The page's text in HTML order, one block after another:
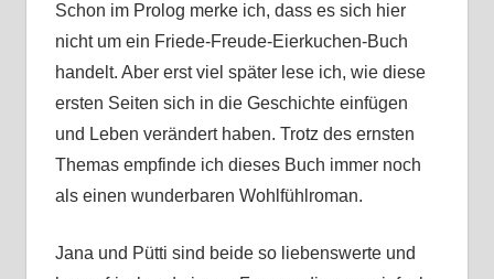
Schon im Prolog merke ich, dass es sich hier
nicht um ein Friede-Freude-Eierkuchen-Buch
handelt. Aber erst viel später lese ich, wie diese
ersten Seiten sich in die Geschichte einfügen
und Leben verändert haben. Trotz des ernsten
Themas empfinde ich dieses Buch immer noch
als einen wunderbaren Wohlfühlroman.
Jana und Pütti sind beide so liebenswerte und